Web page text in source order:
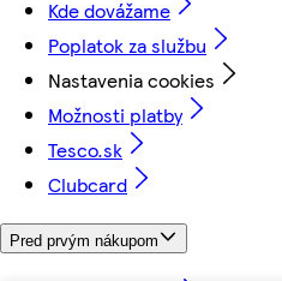
Kde dovážame
Poplatok za službu
Nastavenia cookies
Možnosti platby
Tesco.sk
Clubcard
Pred prvým nákupom